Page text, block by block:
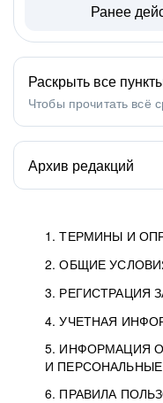
1. ТЕРМИНЫ И
2. ОБЩИЕ
3. РЕГИСТРАЦИЯ
4. УЧЕТНАЯ
5. ИНФОРМАЦИЯ
И
6. ПРАВИЛА
Ранее
Раскрыть все
Чтобы прочитать всё
Архив редакций